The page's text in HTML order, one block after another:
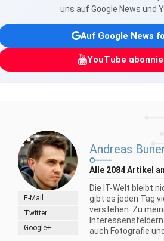
uns auf Google News und
Auf Google News
YouTube
E-Mail
Twitter
Google+
Andreas
Alle 2084 Artikel
Die IT-Welt bleibt
gibt es jeden Tag
verstehen. Zu
auch Fotografie